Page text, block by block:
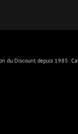
du Discount depuis 1985.